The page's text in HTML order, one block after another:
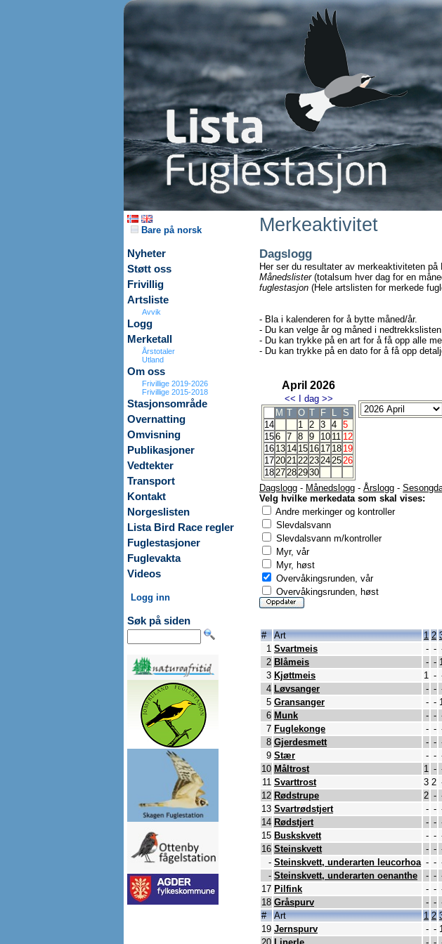
Bare på norsk
Nyheter
Støtt oss
Frivillig
Artsliste
Avvik
Logg
Merketall
Årstotaler
Utland
Om oss
Frivillige 2019-2026
Frivillige 2015-2018
Stasjonsområde
Overnatting
Omvisning
Publikasjoner
Vedtekter
Transport
Kontakt
Norgeslisten
Lista Bird Race regler
Fuglestasjoner
Fuglevakta
Videos
Logg inn
Søk på siden
Merkeaktivitet
Dagslogg
Her ser du resultater av merkeaktiviteten
Månedslister(totalsum hver dag for en
fuglestasjon (Hele artslisten for merkede
- Bla i kalenderen for å bytte måned/år.
- Du kan velge år og måned i
- Du kan trykke på en art for å få opp alle
- Du kan trykke på en dato for å få opp
April 2026
<< I dag >>
M T O T F L
S
14
1 2 3 4 5
156 7 8 9 10 11 12
16 13 14 15 16 17 18 19
1720212223242526
1827282930
Dagslogg - Månedslogg - Årslogg -
Velg hvilke merkedata som skal vises:
Andre merkinger og kontroller
Slevdalsvann
Slevdalsvann m/kontroller
Myr, vår
Myr, høst
Overvåkingsrunden, vår
Overvåkingsrunden, høst
# Art 1 2
1 Svartmeis - -
2 Blåmeis - -
3 Kjøttmeis 1 -
4 Løvsanger - -
5 Gransanger - -
6 Munk - -
7 Fuglekonge - -
8 Gjerdesmett - -
9 Stær - -
10 Måltrost 1 -
11 Svarttrost 3 2
12 Rødstrupe 2 -
13 Svartrødstjert - -
14 Rødstjert - -
15 Buskskvett - -
16 Steinskvett - -
- Steinskvett, underarten leucorhoa - -
- Steinskvett, underarten oenanthe - -
17 Pilfink - -
18 Gråspurv - -
#
Art 1 2
19 Jernspurv - -